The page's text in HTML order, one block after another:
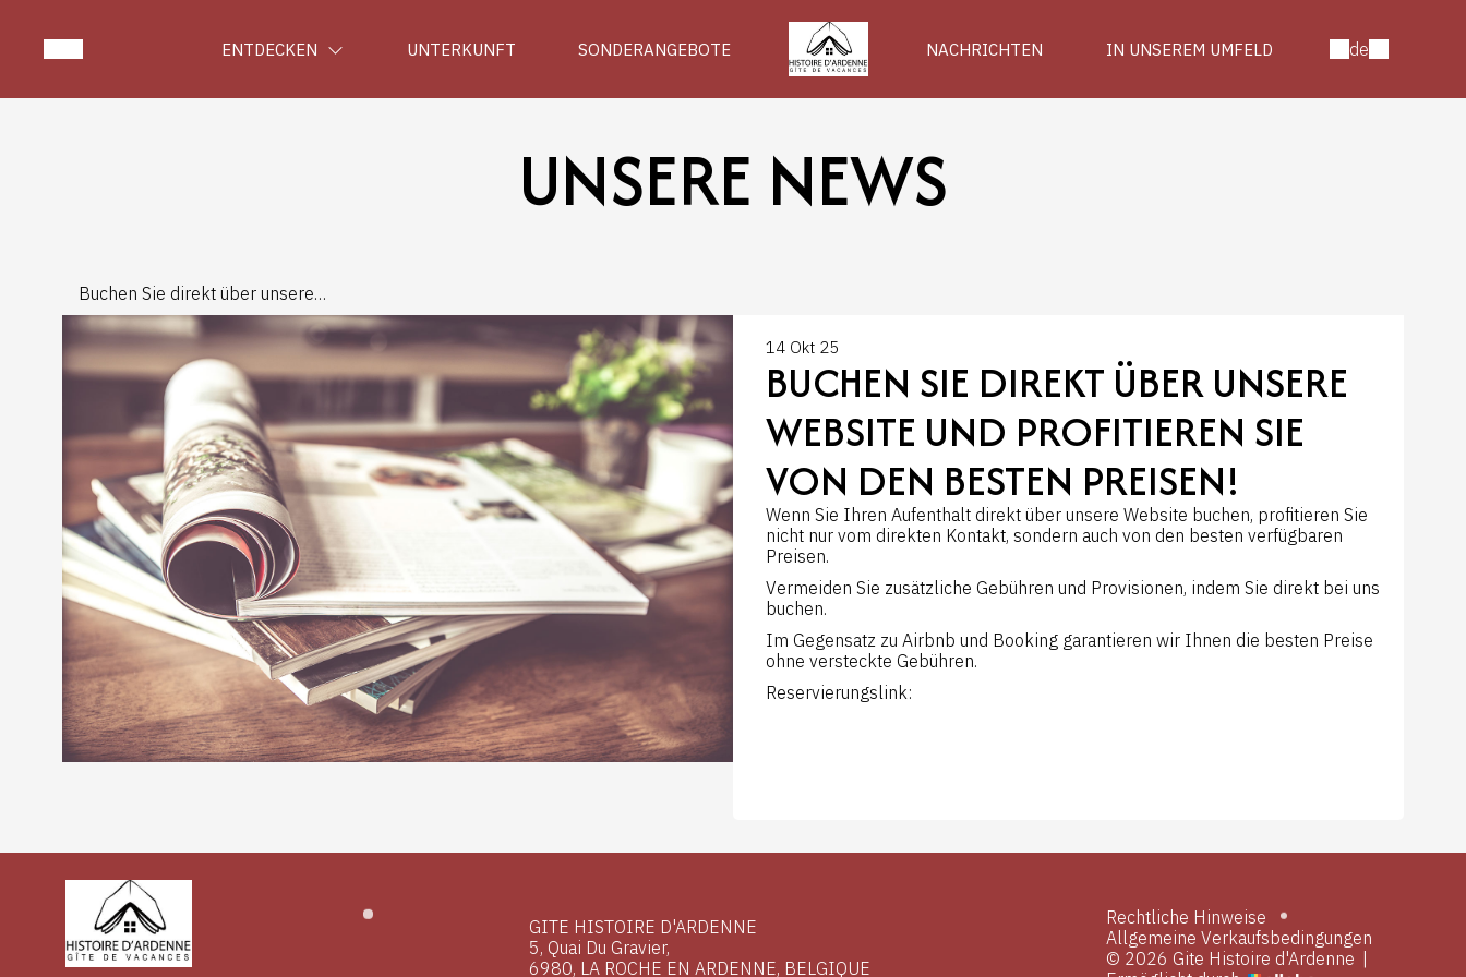
ENTDECKEN UNTERKUNFT SONDERANGEBOTE NACHRICHTEN IN UNSEREM UMFELD de
UNSERE NEWS
Buchen Sie direkt über unsere
Website und profitieren Sie von
den besten Preisen!
14 Okt 25
BUCHEN SIE DIREKT ÜBER UNSERE
WEBSITE UND PROFITIEREN SIE
VON DEN BESTEN PREISEN!
Wenn Sie Ihren Aufenthalt direkt über unsere Website buchen, profitieren Sie
nicht nur vom direkten Kontakt, sondern auch von den besten verfügbaren
Preisen.
Vermeiden Sie zusätzliche Gebühren und Provisionen, indem Sie direkt bei uns
buchen.
Im Gegensatz zu Airbnb und Booking garantieren wir Ihnen die besten Preise
ohne versteckte Gebühren.
Reservierungslink:
GITE HISTOIRE D'ARDENNE
5, Quai Du Gravier,
6980, LA ROCHE EN ARDENNE, BELGIQUE
Rechtliche Hinweise
Allgemeine Verkaufsbedingungen
© 2026 Gite Histoire d'Ardenne |